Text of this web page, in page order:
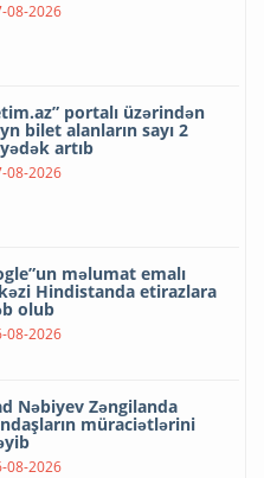
08-2026
portalı üzərindən
bilet alanların sayı 2
artıb
08-2026
məlumat emalı
Hindistanda etirazlara
olub
08-2026
Nəbiyev Zəngilanda
müraciətlərini
08-2026